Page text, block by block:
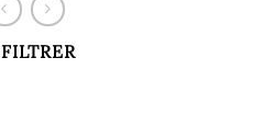
FILTRER